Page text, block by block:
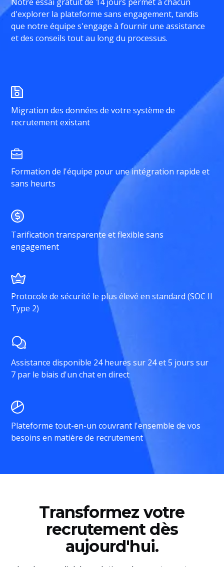
d'explorer la plateforme sans engagement, tandis
que notre équipe s'engage à fournir une assistance
et des conseils tout au long du processus.
Migration des données de votre système de
recrutement existant
Formation de l'équipe pour une intégration rapide et
sans heurts
Tarification transparente et flexible sans
engagement
Protocole de sécurité le plus élevé en standard (SOC II
Type 2)
Assistance disponible 24 heures sur 24 et 5 jours sur
7 par le biais d'un chat en direct
Plateforme tout-en-un couvrant l'ensemble de vos
besoins en matière de recrutement
Transformez votre
recrutement dès
aujourd'hui.